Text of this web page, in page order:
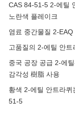
CAS 84-51-5 2-에틸
노란색 플레이크
염료 중간물질 2-
고품질의 2-에틸 안
중국 공장 공급 2-에
감각성 樹脂 사용
황색 2-에틸 안트라
51-5